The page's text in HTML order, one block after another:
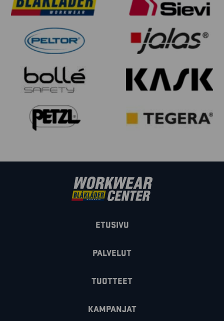
ETUSIVU
PALVELUT
TUOTTEET
KAMPANJAT